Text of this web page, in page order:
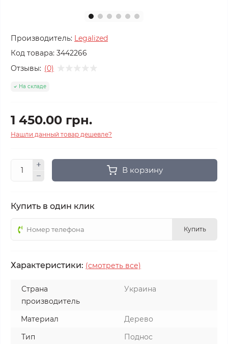
Производитель: Legalized
Код товара: 3442266
Отзывы: (0)
На складе
1 450.00 грн.
Нашли данный товар дешевле?
В корзину
Купить в один клик
Купить
Характеристики: (смотреть все)
Страна
производитель
Украина
Материал
Дерево
Тип
Поднос